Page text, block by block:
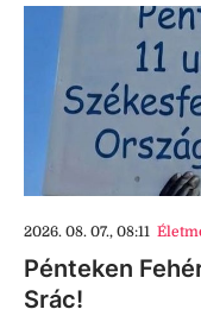
2026. 08. 07., 08:11
Pénteken
Srác!